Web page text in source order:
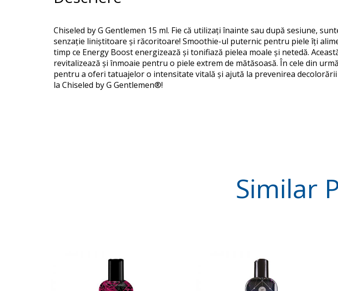
Chiseled by G Gentlemen 15 ml. Fie că utilizați înainte sau după sesiune,
senzație liniștitoare și răcoritoare! Smoothie-ul puternic pentru piele îți
timp ce Energy Boost energizează și tonifiază pielea moale și netedă.
revitalizează și înmoaie pentru o piele extrem de mătăsoasă. În cele din
pentru a oferi tatuajelor o intensitate vitală și ajută la prevenirea
la Chiseled by G Gentlemen®!
Similar